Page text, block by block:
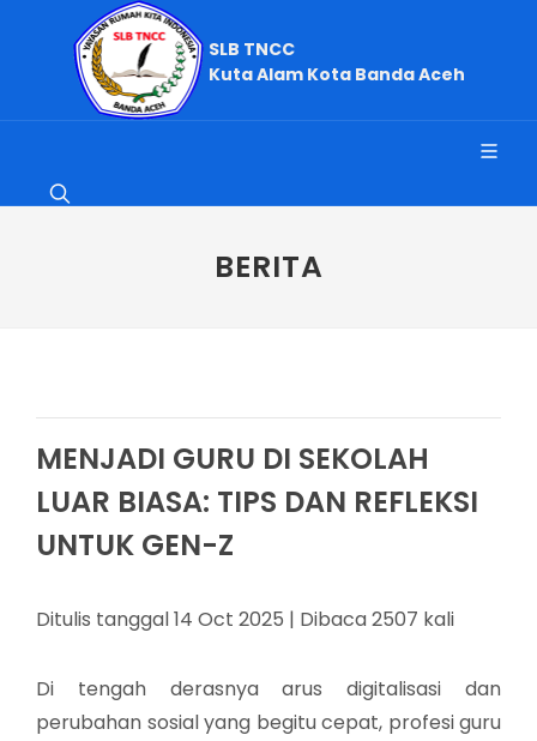
SLB TNCC
Kuta Alam Kota Banda Aceh
BERITA
MENJADI GURU DI SEKOLAH
LUAR BIASA: TIPS DAN REFLEKSI
UNTUK GEN-Z
Ditulis tanggal 14 Oct 2025 | Dibaca 2507 kali
Di tengah derasnya arus digitalisasi dan
perubahan sosial yang begitu cepat, profesi guru